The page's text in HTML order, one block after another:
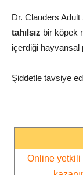
Dr. Clauders
tahılsız bir köpek
içerdiği hayvansal
Şiddetle tavsiye
Online yetkili